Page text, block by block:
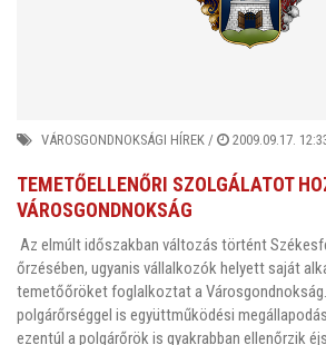
VÁROSGONDNOKSÁGI HÍREK / 2009.09.17.
TEMETŐELLENŐRI SZOLGÁLATOT
VÁROSGONDNOKSÁG
Az elmúlt időszakban változás történt
őrzésében, ugyanis vállalkozók helyett saját
temetőőröket foglalkoztat a
polgárőrséggel is együttműködési
ezentúl a polgárőrök is gyakrabban ellenőrzik